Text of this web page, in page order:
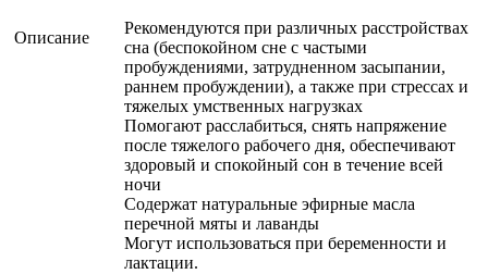
Описание
Рекомендуются при различных расстройствах
сна (беспокойном сне с частыми
пробуждениями, затрудненном засыпании,
раннем пробуждении), а также при стрессах и
тяжелых умственных нагрузках
Помогают расслабиться, снять напряжение
после тяжелого рабочего дня, обеспечивают
здоровый и спокойный сон в течение всей
ночи
Содержат натуральные эфирные масла
перечной мяты и лаванды
Могут использоваться при беременности и
лактации.